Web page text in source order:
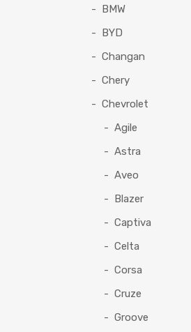
BMW
BYD
Changan
Chery
Chevrolet
Agile
Astra
Aveo
Blazer
Captiva
Celta
Corsa
Cruze
Groove